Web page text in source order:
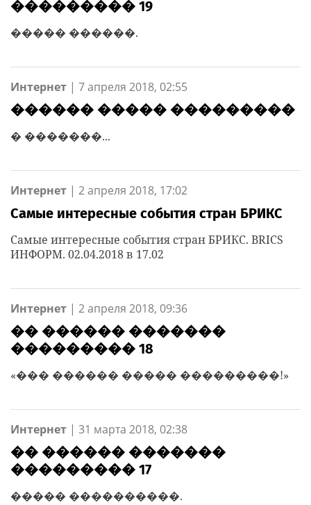
��������� 19
����� ������.
Интернет | 7 апреля 2018, 02:55
������ ����� ���������
� �������...
Интернет | 2 апреля 2018, 17:02
Самые интересные события стран БРИКС
Самые интересные события стран БРИКС. BRICS
ИНФОРМ. 02.04.2018 в 17.02
Интернет | 2 апреля 2018, 09:36
�� ������ �������
��������� 18
«��� ������ ����� ���������!»
Интернет | 31 марта 2018, 02:38
�� ������ �������
��������� 17
����� ����������.